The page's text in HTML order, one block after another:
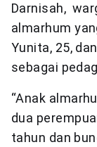
Darnisah,
almarhum
Yunita, 25,
sebagai
“Anak
dua
tahun dan